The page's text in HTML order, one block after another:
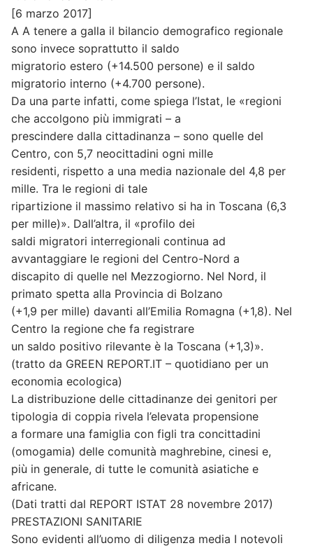
[6 marzo 2017]
A A tenere a galla il bilancio demografico regionale
sono invece soprattutto il saldo
migratorio estero (+14.500 persone) e il saldo
migratorio interno (+4.700 persone).
Da una parte infatti, come spiega l’Istat, le «regioni
che accolgono più immigrati – a
prescindere dalla cittadinanza – sono quelle del
Centro, con 5,7 neocittadini ogni mille
residenti, rispetto a una media nazionale del 4,8 per
mille. Tra le regioni di tale
ripartizione il massimo relativo si ha in Toscana (6,3
per mille)». Dall’altra, il «profilo dei
saldi migratori interregionali continua ad
avvantaggiare le regioni del Centro-Nord a
discapito di quelle nel Mezzogiorno. Nel Nord, il
primato spetta alla Provincia di Bolzano
(+1,9 per mille) davanti all’Emilia Romagna (+1,8). Nel
Centro la regione che fa registrare
un saldo positivo rilevante è la Toscana (+1,3)».
(tratto da GREEN REPORT.IT – quotidiano per un
economia ecologica)
La distribuzione delle cittadinanze dei genitori per
tipologia di coppia rivela l’elevata propensione
a formare una famiglia con figli tra concittadini
(omogamia) delle comunità maghrebine, cinesi e,
più in generale, di tutte le comunità asiatiche e
africane.
(Dati tratti dal REPORT ISTAT 28 novembre 2017)
PRESTAZIONI SANITARIE
Sono evidenti all’uomo di diligenza media I notevoli